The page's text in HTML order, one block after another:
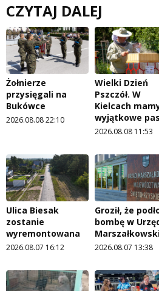
CZYTAJ DALEJ
Żołnierze
przysięgali na
Bukówce
2026.08.08 22:10
Wielki Dzień
Pszczół. W
Kielcach
wyjątkowe
2026.08.08 11:53
Ulica Biesak
zostanie
wyremontowana
2026.08.07 16:12
Groził, że
bombę w
2026.08.07 13:38